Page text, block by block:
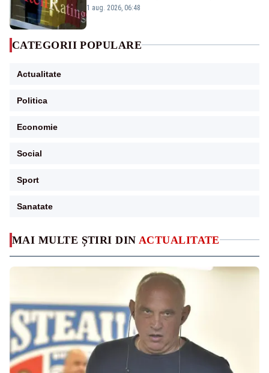
MAI MULTE ȘTIRI DIN ACTUALITATE
„BBB-” cu perspectivă negativă
1 aug. 2026, 06:48
CATEGORII POPULARE
Actualitate
Politica
Economie
Social
Sport
Sanatate